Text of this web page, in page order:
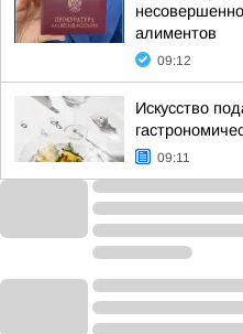
алиментов
09:12
Искусство
09:11